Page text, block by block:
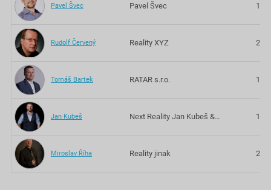
Pavel Švec Pavel Švec 16
Rudolf Červený Reality XYZ 27
Tomáš Bartek RATAR s.r.o. 19
Jan Kubeš Next Reality Jan Kubeš &… 11
Miroslav Říha Reality jinak 26